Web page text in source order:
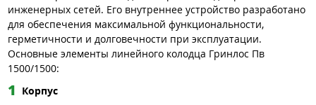
инженерных сетей. Его внутреннее устройство разработано
для обеспечения максимальной функциональности,
герметичности и долговечности при эксплуатации.
Основные элементы линейного колодца Гринлос Пв
1500/1500:
Корпус